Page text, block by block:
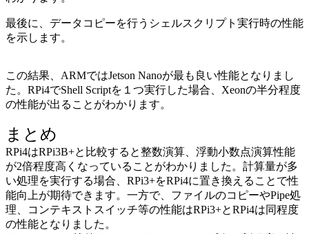
最後に、データコピーを行うシェルスクリプト実行時の性能
を示します。
この結果、ARMではJetson Nanoが最も良い性能となりまし
た。RPi4でShell Scriptを１つ実行した場合、Xeonの半分程度
の性能が出ることがわかります。
まとめ
RPi4はRPi3B+と比較すると整数演算、浮動小数点演算性能
が2倍程度高くなっていることがわかりました。計算量が多
い処理を実行する場合、RPi3+をRPi4に置き換えることで性
能向上が期待できます。一方で、ファイルのコピーやPipe処
理、コンテキストスイッチ等の性能はRPi3+とRPi4は同程度
の性能となりました。